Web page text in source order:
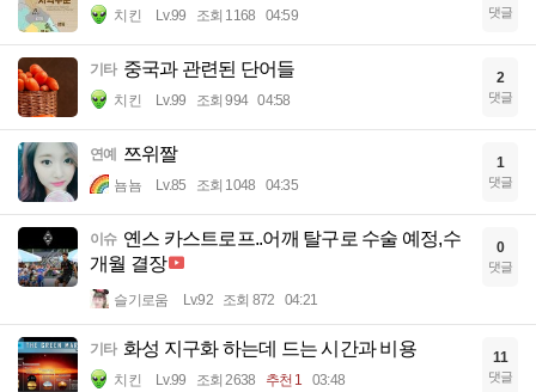
치킨 Lv.99 조회 1168 04:59 댓글
기타 중국과 관련된 단어들
치킨 Lv.99 조회 994 04:58
2
댓글
연예 쯔위짤
뇸뇸 Lv.85 조회 1048 04:35
1
댓글
이슈 옌스 카스트로프..어깨 탈구로 수술 예정,수
개월 결장
슬기로움 Lv.92 조회 872 04:21
0
댓글
기타 화성 지구화 하는데 드는 시간과 비용
치킨 Lv.99 조회 2638 추천 1 03:48
11
댓글